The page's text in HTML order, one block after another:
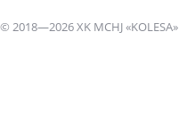
© 2018—2026 XK MCHJ «KOLESA»